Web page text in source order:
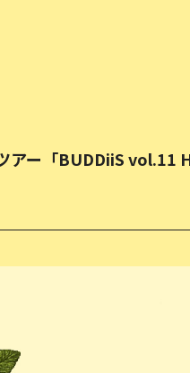
アー「BUDDiiS vol.11